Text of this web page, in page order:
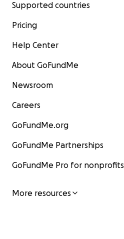
Supported countries
Pricing
Help Center
About GoFundMe
Newsroom
Careers
GoFundMe.org
GoFundMe Partnerships
GoFundMe Pro for nonprofits
More resources